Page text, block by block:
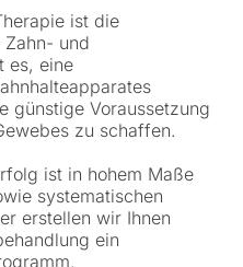
ist die
und
es, eine
günstige Voraussetzung
zu schaffen.
ist in hohem Maße
systematischen
erstellen wir Ihnen
ein